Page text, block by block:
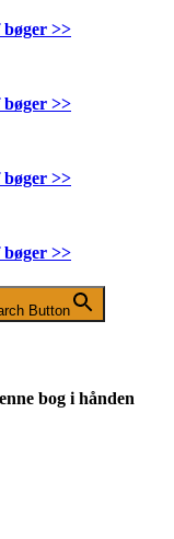
bøger >>
bøger >>
bøger >>
bøger >>
Button
bog i hånden